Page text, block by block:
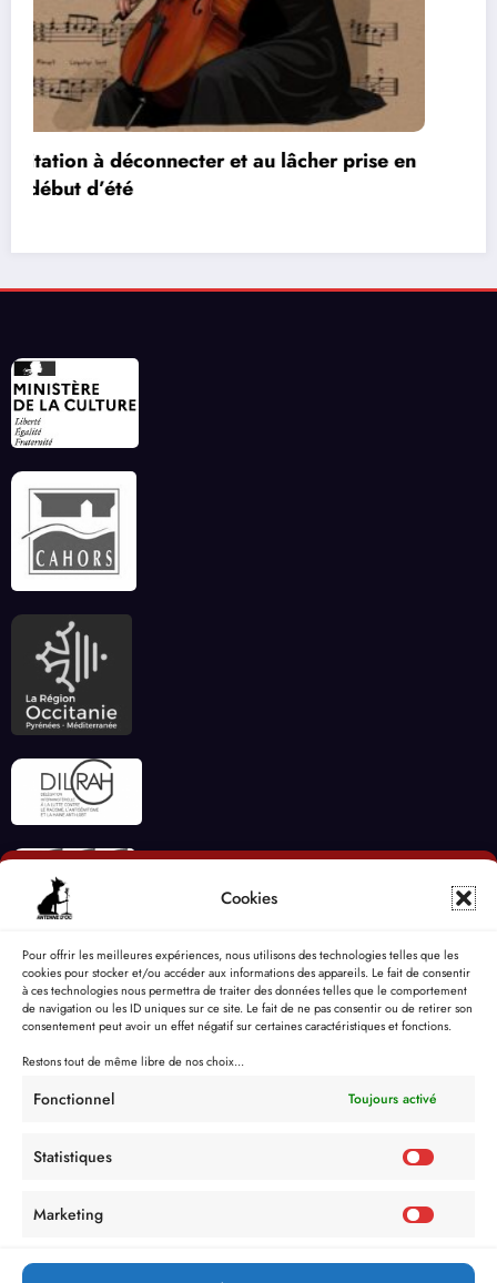
Cookies
Pour offrir les meilleures expériences, nous utilisons des technologies telles que les
cookies pour stocker et/ou accéder aux informations des appareils. Le fait de consentir
à ces technologies nous permettra de traiter des données telles que le comportement
de navigation ou les ID uniques sur ce site. Le fait de ne pas consentir ou de retirer son
consentement peut avoir un effet négatif sur certaines caractéristiques et fonctions.
Restons tout de même libre de nos choix...
Fonctionnel Toujours activé
Statistiques
Marketing
Les réseaux de communication entre les jeux
vidéos